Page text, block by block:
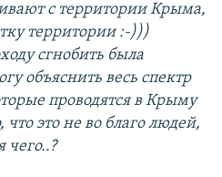
с территории Крыма,
территории :-)))
сгнобить была
объяснить весь спектр
проводятся в Крыму
это не во благо людей,
чего..?